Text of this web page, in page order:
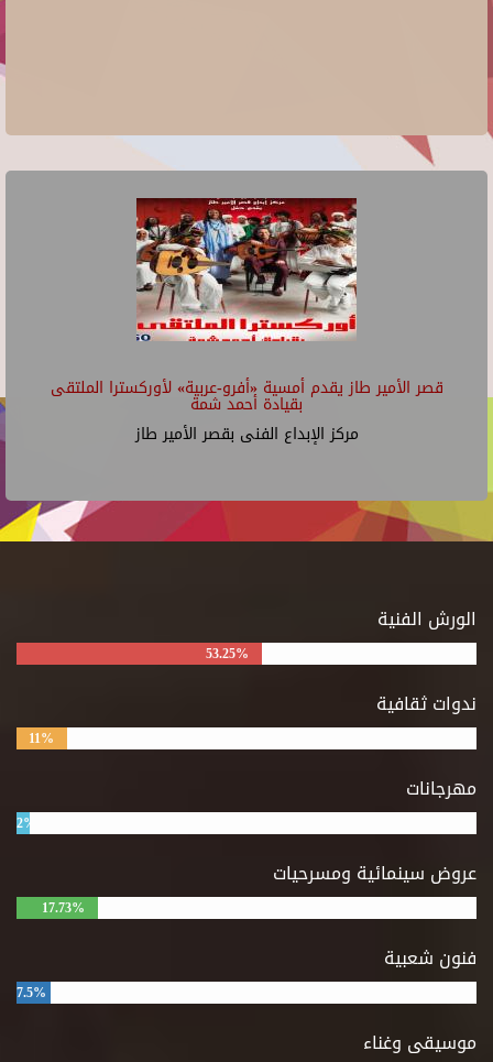
قصر الأمير طاز يقدم أمسية «أفرو-عربية» لأوركسترا الملتقى
بقيادة أحمد شمة
مركز الإبداع الفنى بقصر الأمير طاز
الورش الفنية
53.25%
ندوات ثقافية
11%
مهرجانات
2%
عروض سينمائية ومسرحيات
17.73%
فنون شعبية
7.5%
موسيقى وغناء